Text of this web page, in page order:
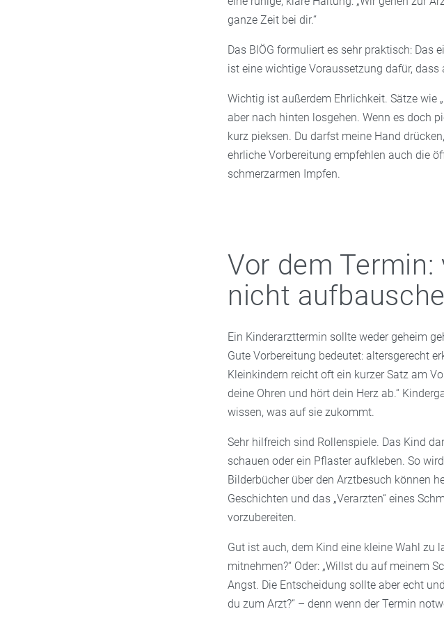
ganze Zeit bei dir.“
Das BIÖG formuliert es sehr praktisch: Das
ist eine wichtige Voraussetzung dafür,
Wichtig ist außerdem Ehrlichkeit. Sätze wie
aber nach hinten losgehen. Wenn es doch
kurz pieksen. Du darfst meine Hand
ehrliche Vorbereitung empfehlen auch die
schmerzarmen Impfen.
Vor dem
nicht
Ein Kinderarzttermin sollte weder geheim
Gute Vorbereitung bedeutet: altersgerecht
Kleinkindern reicht oft ein kurzer Satz am
deine Ohren und hört dein Herz ab.“
wissen, was auf sie zukommt.
Sehr hilfreich sind Rollenspiele. Das Kind
schauen oder ein Pflaster aufkleben. So
Bilderbücher über den Arztbesuch können
Geschichten und das „Verarzten“ eines
vorzubereiten.
Gut ist auch, dem Kind eine kleine Wahl zu
mitnehmen?“ Oder: „Willst du auf meinem
Angst. Die Entscheidung sollte aber echt
du zum Arzt?“ – denn wenn der Termin